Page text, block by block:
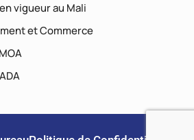
vigueur au Mali
et Commerce